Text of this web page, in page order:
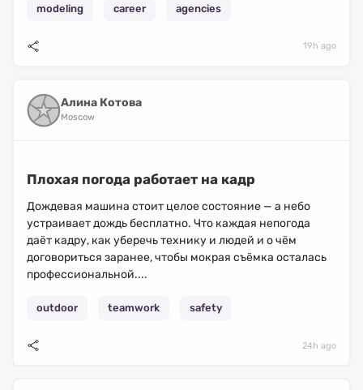
modeling career agencies
19h ago
Алина Котова
Moscow
Плохая погода работает на кадр
Дождевая машина стоит целое состояние — а небо
устраивает дождь бесплатно. Что каждая непогода
даёт кадру, как уберечь технику и людей и о чём
договориться заранее, чтобы мокрая съёмка осталась
профессиональной....
outdoor teamwork safety
24h ago